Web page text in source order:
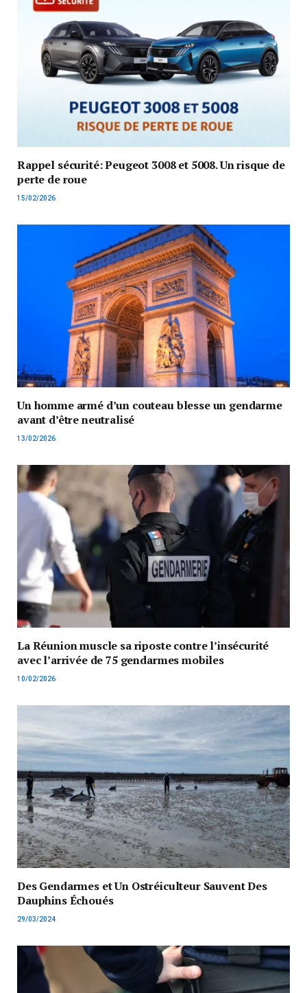
Rappel sécurité: Peugeot 3008 et 5008. Un risque de
perte de roue
15/02/2026
Un homme armé d’un couteau blesse un gendarme
avant d’être neutralisé
13/02/2026
La Réunion muscle sa riposte contre l’insécurité
avec l’arrivée de 75 gendarmes mobiles
10/02/2026
Des Gendarmes et Un Ostréiculteur Sauvent Des
Dauphins Échoués
29/03/2024